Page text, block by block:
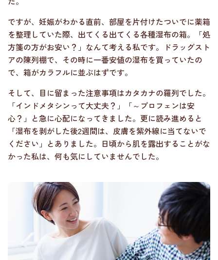
ですが、妊娠がわかる直前、部屋を片付けたついでに薬箱
を整理していた際、出てくる出てくる各種湿布の箱。「処
方箋の方がお安い？」なんて考える私です。ドラッグスト
アの陳列棚で、その時に一番安値の湿布を買っていたの
で、箱がカラフルに並ぶはずです。
そして、目に留まった注意事項はカタカナの羅列でした。
「インドメタシンって大丈夫？」「～プロフェンは安
心？」と急に心配になってきました。更に読み進めると
「湿布を剥がした後2週間は、皮膚を紫外線に当てないで
ください」とありました。日頃から肌を露出することがな
かった私は、何も気にしていませんでした。